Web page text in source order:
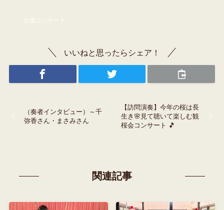
出張コンサート
いいねと思ったらシェア！
（奏者インタビュー）～千
弥香さん・まさみさん
【訪問演奏】今年の桜は長
生き🌸見て聴いて楽しむ観
桜会コンサート 🎵
関連記事